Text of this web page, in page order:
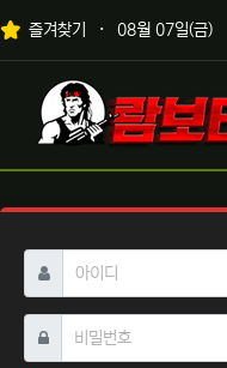
상단 네비
즐겨찾기 08월 07일(금)
메인 메뉴
로고
아이디 필수
비밀번호필수